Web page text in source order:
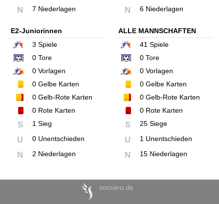
N 7 Niederlagen N 6 Niederlagen
E2-Juniorinnen
3 Spiele
0 Tore
0 Vorlagen
0 Gelbe Karten
0 Gelb-Rote Karten
0 Rote Karten
S 1 Sieg
U 0 Unentschieden
N 2 Niederlagen
ALLE MANNSCHAFTEN
41 Spiele
0Tore
0Vorlagen
0Gelbe Karten
0Gelb-Rote Karten
0Rote Karten
S 25 Siege
U 1 Unentschieden
N 15 Niederlagen
soccero.de